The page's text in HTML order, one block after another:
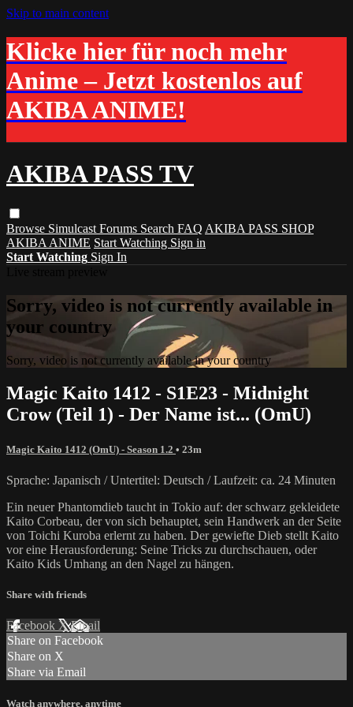
Skip to main content
Klicke hier für noch mehr
Anime – Jetzt kostenlos auf
AKIBA ANIME!
AKIBA PASS TV
Browse Simulcast Forums Search FAQ AKIBA PASS SHOP
AKIBA ANIME Start Watching Sign in
Start Watching Sign In
Sorry, video is not currently available in
your country
Sorry, video is not currently available in your country
Magic Kaito 1412 - S1E23 - Midnight
Crow (Teil 1) - Der Name ist... (OmU)
Magic Kaito 1412 (OmU) - Season 1.2 • 23m
Sprache: Japanisch / Untertitel: Deutsch / Laufzeit: ca. 24 Minuten
Ein neuer Phantomdieb taucht in Tokio auf: der schwarz gekleidete
Kaito Corbeau, der von sich behauptet, sein Handwerk an der Seite
von Toichi Kuroba erlernt zu haben. Der gewiefte Dieb stellt Kaito
vor eine Herausforderung: Seine Tricks zu durchschauen, oder
Kaito Kids Umhang an den Nagel zu hängen.
Share with friends
Facebook XEmail
Share on Facebook
Share on X
Share via Email
Watch anywhere, anytime